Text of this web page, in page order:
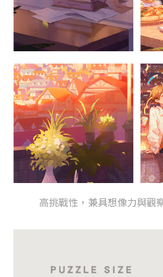
高挑戰性，兼具想像力與觀